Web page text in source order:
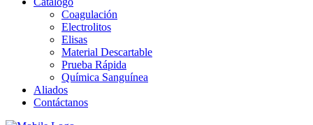
Coagulación
Electrolitos
Elisas
Material Descartable
Prueba Rápida
Química Sanguínea
Aliados
Contáctanos